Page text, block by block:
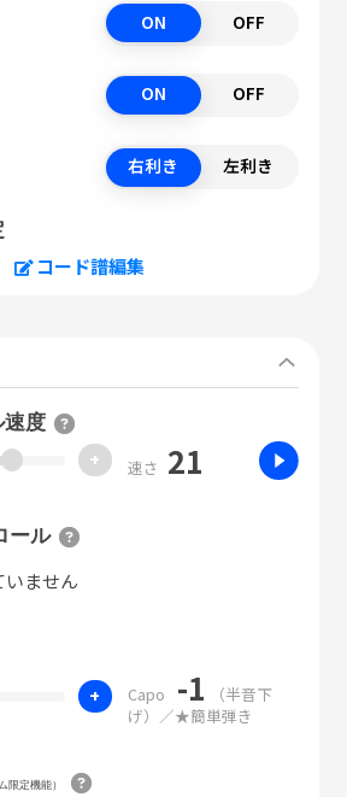
ON OFF
ON OFF
右利き 左利き
コード譜編集
速度
+ 速さ 21
ール
いません
+ Capo -1
（半音下
げ）／★簡単弾き
限定機能）